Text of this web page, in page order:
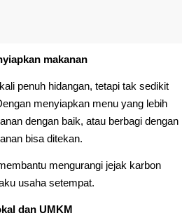
makanan
penuh hidangan, tetapi tak sedikit
menyiapkan menu yang lebih
dengan baik, atau berbagi dengan
bisa ditekan.
mengurangi jejak karbon
usaha setempat.
dan UMKM